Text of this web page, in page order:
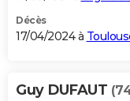
Décès
17/04/2024 à
Guy DUFAUT